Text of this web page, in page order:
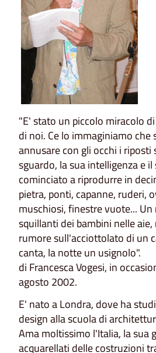
"E' stato un piccolo miracolo
di noi. Ce lo immaginiamo
annusare con gli occhi i riposti
sguardo, la sua intelligenza e
cominciato a riprodurre in
pietra, ponti, capanne, ruderi,
muschiosi, finestre vuote...
squillanti dei bambini nelle
rumore sull'acciottolato di un
canta, la notte un usignolo".
di Francesca Vogesi, in
agosto 2002.
E' nato a Londra, dove ha
design alla scuola di
Ama moltissimo l'Italia, la sua
acquarellati delle costruzioni